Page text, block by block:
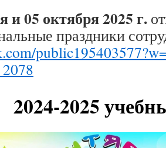
и 05 октября 2025 г.
праздники
2024-2025